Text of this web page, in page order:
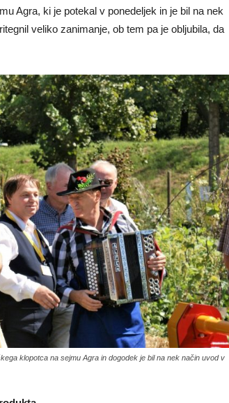
Agra, ki je potekal v ponedeljek in je bil na nek
veliko zanimanje, ob tem pa je obljubila, da
klopotca na sejmu Agra in dogodek je bil na nek način uvod v